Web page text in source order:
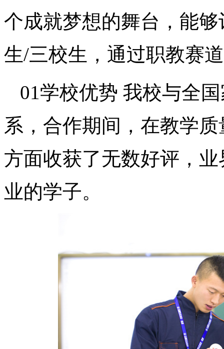
个成就梦想的舞台，能
生/三校生，通过职教赛
01学校优势 我校与全
系，合作期间，在教学
方面收获了无数好评，
业的学子。